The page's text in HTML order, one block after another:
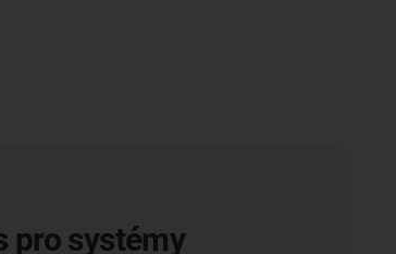
pro systémy